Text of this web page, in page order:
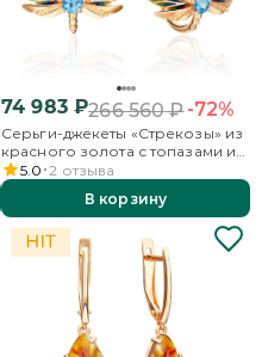
74 983₽266 560₽-72%
Серьги-джекеты «Стрекозы» из
красного золота с топазами и
эмалью
5.0 2 отзыва
В корзину